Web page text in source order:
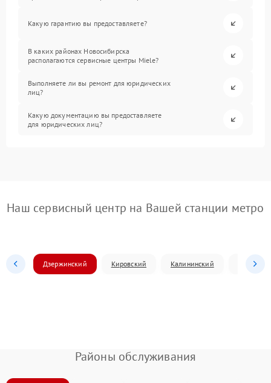
Какую гарантию вы предоставляете?
В каких районах Новосибирска
располагаются сервисные центры Miele?
Выполняете ли вы ремонт для юридических
лиц?
Какую документацию вы предоставляете
для юридических лиц?
Наш сервисный центр на Вашей станции метро
Дзержинский Кировский Калининский
Районы обслуживания